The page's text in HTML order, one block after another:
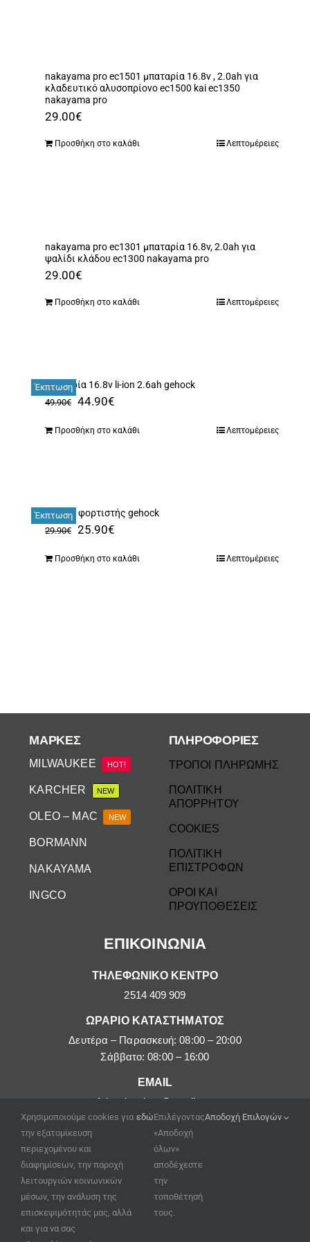
Επικοινωνία
nakayama pro ec1501 μπαταρία 16.8v , 2.0ah για
κλαδευτικό αλυσοπρίονο ec1500 kai ec1350
nakayama pro
29.00€
Προσθήκη στο καλάθι Λεπτομέρειες
nakayama pro ec1301 μπαταρία 16.8v, 2.0ah για
ψαλίδι κλάδου ec1300 nakayama pro
29.00€
Προσθήκη στο καλάθι Λεπτομέρειες
Έκπτωση
μπαταρία 16.8v li-ion 2.6ah gehock
49.90€ Original
44.90€
Προσθήκη στο καλάθι Λεπτομέρειες
Έκπτωση
διπλός φορτιστής gehock
29.90€ Original
25.90€
Προσθήκη στο καλάθι Λεπτομέρειες
ΕΠΙΚΟΙΝΩΝΙΑ
ΤΗΛΕΦΩΝΙΚΟ ΚΕΝΤΡΟ
2514 409 909
ΩΡΑΡΙΟ ΚΑΤΑΣΤΗΜΑΤΟΣ
Δευτέρα – Παρασκευή: 08:00 – 20:00
Σάββατο: 08:00 – 16:00
EMAIL
afoipouloushop@gmail.com
ΜΆΡΚΕΣ
MILWAUKEE HOT!
KARCHER NEW
OLEO – MAC NEW
BORMANN
NAKAYAMA
INGCO
ΠΛΗΡΟΦΟΡΙΕΣ
ΤΡΟΠΟΙ ΠΛΗΡΩΜΗΣ
ΠΟΛΙΤΙΚΗ
ΑΠΟΡΡΗΤΟΥ
COOKIES
ΠΟΛΙΤΙΚΗ
ΕΠΙΣΤΡΟΦΩΝ
ΟΡΟΙ ΚΑΙ
ΠΡΟΥΠΟΘΕΣΕΙΣ
Χρησιμοποιούμε cookies για
την εξατομίκευση
περιεχομένου και
διαφημίσεων, την παροχή
λειτουργιών κοινωνικών
μέσων, την ανάλυση της
επισκεψιμότητάς μας, αλλά
και για να σας
εδώΕπιλέγοντας
«Αποδοχή
όλων»
αποδέχεστε
την
τοποθέτησή
τους.
Αποδοχή Επιλογών